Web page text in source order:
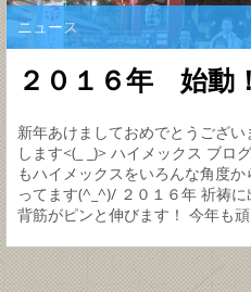
ニュース
２０１６年 始動！
新年あけましておめでとうござ
します<(_ _)> ハイメックス ブロ
もハイメックスをいろんな角度
ってます(^_^)/ ２０１６年 祈祷
背筋がピンと伸びます！ 今年も